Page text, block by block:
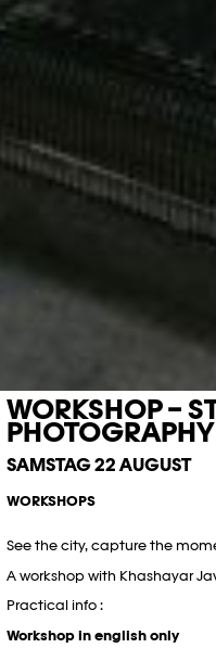
WORKSHOP –
PHOTOGRAPHY
SAMSTAG 22 AUGUST
WORKSHOPS
See the city, capture the
A workshop with Khashayar
Practical info :
Workshop in english only